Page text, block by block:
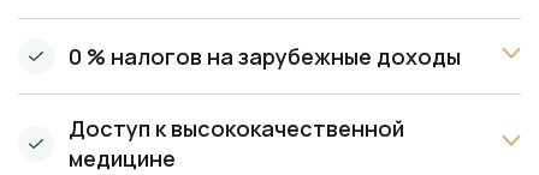
0 % налогов на зарубежные доходы
Доступ к высококачественной
медицине